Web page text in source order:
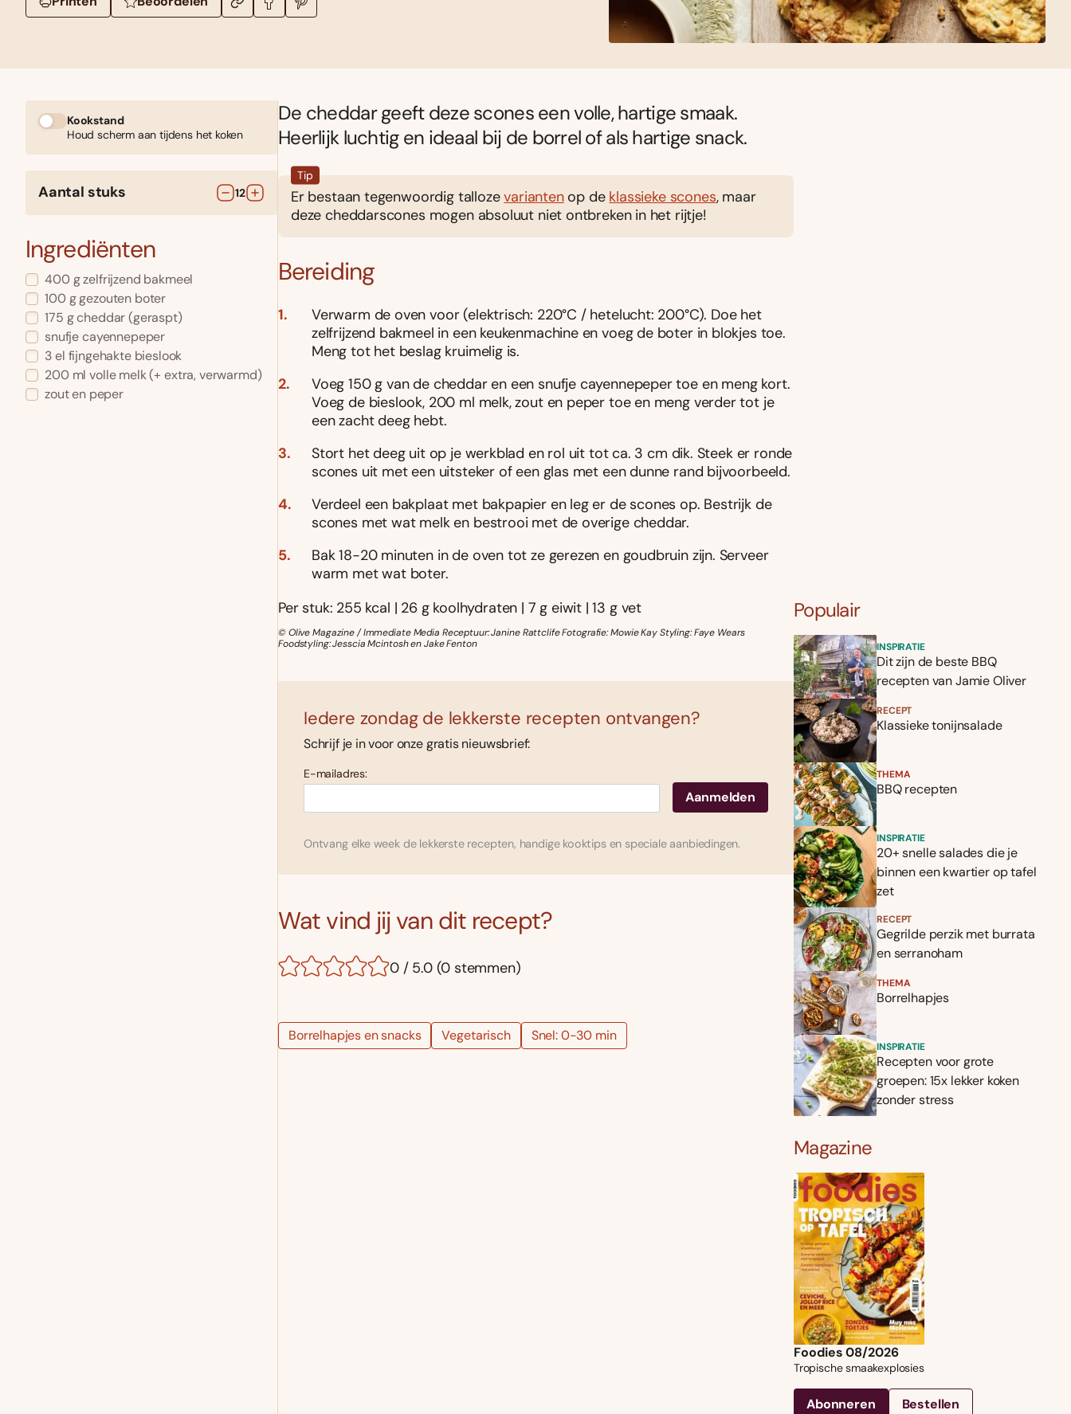
Kookstand
Houd scherm aan tijdens het koken
Aantal stuks 12
Ingrediënten
400 gzelfrijzend bakmeel
100 ggezouten boter
175 gcheddar(geraspt)
snufjecayennepeper
3el fijngehakte bieslook
200 ml volle melk(+ extra, verwarmd)
zout en peper
De cheddar geeft deze scones een volle, hartige smaak.
Heerlijk luchtig en ideaal bij de borrel of als hartige snack.
Tip
Er bestaan tegenwoordig tallozevariantenop de klassieke scones, maar
deze cheddarscones mogen absoluut niet ontbreken in het rijtje!
Bereiding
Verwarm de oven voor (elektrisch: 220°C / hetelucht: 200°C). Doe het
zelfrijzend bakmeel in een keukenmachine en voeg de boter in blokjes toe.
Meng tot het beslag kruimelig is.
Voeg 150 g van de cheddar en een snufje cayennepeper toe en meng kort.
Voeg de bieslook, 200 ml melk, zout en peper toe en meng verder tot je
een zacht deeg hebt.
Stort het deeg uit op je werkblad en rol uit tot ca. 3 cm dik. Steek er ronde
scones uit met een uitsteker of een glas met een dunne rand bijvoorbeeld.
Verdeel een bakplaat met bakpapier en leg er de scones op. Bestrijk de
scones met wat melk en bestrooi met de overige cheddar.
Bak 18-20 minuten in de oven tot ze gerezen en goudbruin zijn. Serveer
warm met wat boter.
Per stuk: 255 kcal | 26 g koolhydraten | 7 g eiwit | 13 g vet
© Olive Magazine / Immediate Media Receptuur: Janine Rattclife Fotografie: Mowie Kay Styling: Faye Wears
Foodstyling: Jesscia Mcintosh en Jake Fenton
Iedere zondag de lekkerste recepten ontvangen?
Schrijf je in voor onze gratis nieuwsbrief:
E-mailadres:
Ontvang elke week de lekkerste recepten, handige kooktips en speciale aanbiedingen.
Wat vind jij van dit recept?
0 / 5.0 (0 stemmen)
Borrelhapjes en snacks Vegetarisch Snel: 0-30 min
Populair
INSPIRATIE
Dit zijn de beste BBQ
recepten van Jamie Oliver
RECEPT
Klassieke tonijnsalade
THEMA
BBQ recepten
INSPIRATIE
20+ snelle salades die je
binnen een kwartier op tafel
zet
RECEPT
Gegrilde perzik met burrata
en serranoham
THEMA
Borrelhapjes
INSPIRATIE
Recepten voor grote
groepen: 15x lekker koken
zonder stress
Magazine
Foodies 08/2026
Tropische smaakexplosies
Abonneren Bestellen